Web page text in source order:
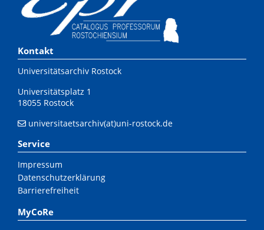
Kontakt
Universitätsarchiv Rostock
Universitätsplatz 1
18055 Rostock
universitaetsarchiv(at)uni-rostock.de
Service
Impressum
Datenschutzerklärung
Barrierefreiheit
MyCoRe